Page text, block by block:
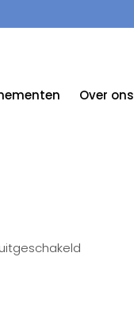
Over ons